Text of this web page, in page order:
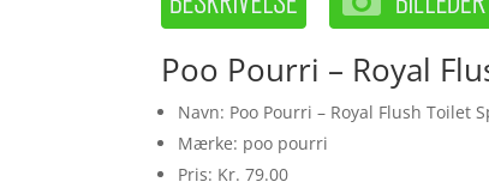
Poo Pourri – Royal
Navn: Poo Pourri – Royal Flush Toilet
Mærke: poo pourri
Pris: Kr. 79.00